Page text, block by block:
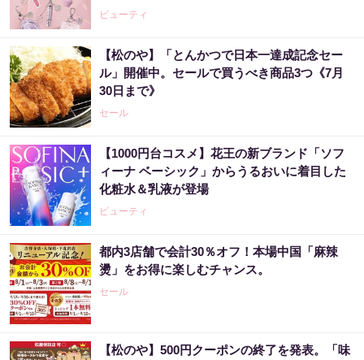
ビューティ
【松のや】「とんかつで日本一達成記念セー
ル」開催中。セールで買うべき商品3つ《7月
30日まで》
セール
【1000円台コスメ】花王の新ブランド「ソフ
ィーナ ベーシック」からうるおいに着目した
化粧水＆乳液が登場
ビューティ
都内3店舗で会計30％オフ！本場中国「麻辣
燙」をお得に楽しむチャンス。
セール
【松のや】500円クーポンの終了を発表。「味